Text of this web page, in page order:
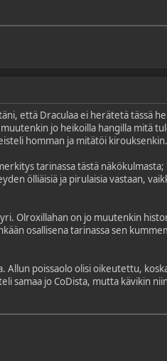
että Draculaa ei herätetä tässä
jo heikoilla hangilla mitä
homman ja mitätöi kirouksenkin.
tarinassa tästä
ölliäisiä ja pirulaisia vastaan,
Olroxillahan on jo muutenkin
osallisena tarinassa sen
poissaolo olisi oikeutettu,
samaa jo CoDista, mutta kävikin